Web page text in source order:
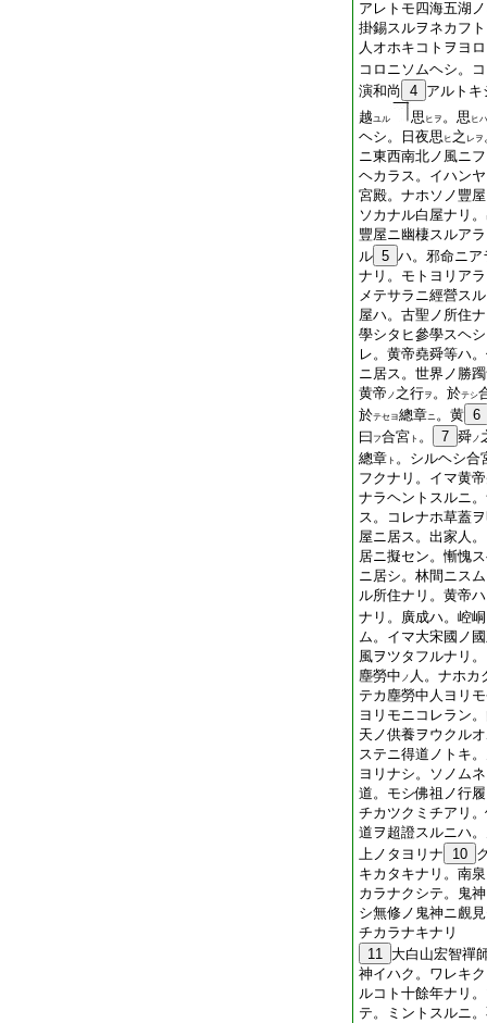
アレトモ四海五湖
掛錫スルヲネカフ
人オホキコトヲヨ
コロニソムヘシ。
演和尚 4 アルトキ
越ユル 思 ヒヲ 。思 ヒハ
ヘシ。日夜思 ヒ 之 レヲ
ニ東西南北ノ風ニ
ヘカラス。イハン
宮殿。ナホソノ豐
ソカナル白屋ナリ
豐屋ニ幽棲スルア
ル 5 ハ。邪命ニア
ナリ。モトヨリア
メテサラニ經營ス
屋ハ。古聖ノ所住
學シタヒ參學スヘ
レ。黄帝堯舜等ハ
ニ居ス。世界ノ勝
黄帝 ノ 之行ヲ 。於テシ
於テセヨ總章ニ。黄 6
曰 フ合宮 ト 。 7 舜ノ
總章 ト 。シルヘシ合
フクナリ。イマ黄
ナラヘントスルニ
ス。コレナホ草蓋
屋ニ居ス。出家人
居ニ擬セン。慚愧
ニ居シ。林間ニス
ル所住ナリ。黄帝
ナリ。廣成ハ。崆
ム。イマ大宋國ノ
風ヲツタフルナリ
塵勞中 ノ 人。ナホカ
テカ塵勞中人ヨリ
ヨリモニコレラン
天ノ供養ヲウクル
ステニ得道ノトキ
ヨリナシ。ソノム
道。モシ佛祖ノ行
チカツクミチアリ
道ヲ超證スルニハ
上ノタヨリナ
10
キカタキナリ。南
カラナクシテ。鬼
シ無修ノ鬼神ニ覻
チカラナキナリ
11 大白山宏智禪
神イハク。ワレキ
ルコト十餘年ナリ
テ。ミントスルニ